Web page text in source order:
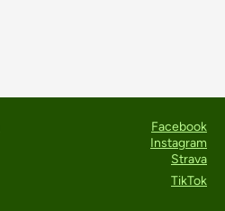
Facebook
Instagram
Strava
TikTok